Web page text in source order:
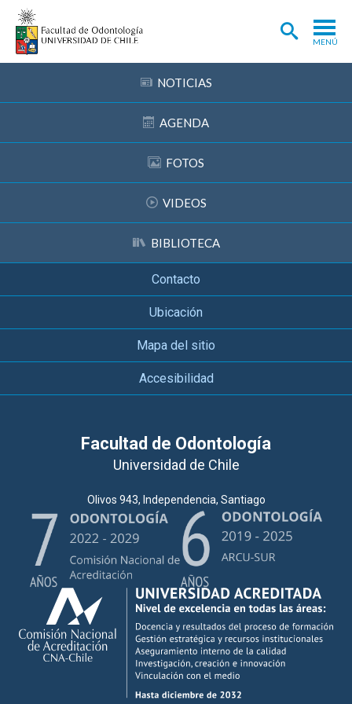
MENÚ
ADMISIÓN
POSTGRADOS Y POSTÍTULOS
EXTENSIÓN
INTERNACIONAL
CLÍNICA ODONTOLÓGICA
BIBLIOTECA
FACULTAD
ESTUDIANTES ACADÉMICOS
FUNCIONARIOS EGRESADOS
NOTICIAS
AGENDA
FOTOS
VIDEOS
BIBLIOTECA
Contacto
Ubicación
Mapa del sitio
Accesibilidad
Facultad de Odontología
Universidad de Chile
Olivos 943, Independencia, Santiago